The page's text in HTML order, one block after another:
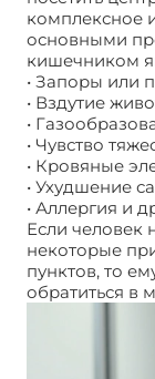
комплексное
основными
кишечником
• Запоры или
• Вздутие
•
• Чувство
• Кровяные
• Ухудшение
• Аллергия и
Если человек
некоторые
пунктов, то
обратиться в